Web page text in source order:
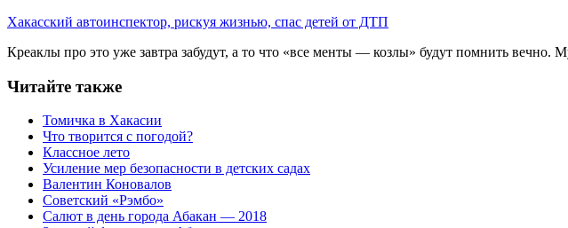
Хакасский автоинспектор, рискуя жизнью, спас детей от ДТП
Креаклы про это уже завтра забудут, а то что «все менты — козлы» будут помнить
Читайте также
Томичка в Хакасии
Что творится с погодой?
Классное лето
Усиление мер безопасности в детских садах
Валентин Коновалов
Советский «Рэмбо»
Салют в день города Абакан — 2018